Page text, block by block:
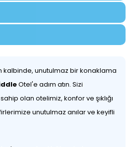
kalbinde, unutulmaz bir konaklama
Otel'e adım atın. Sizi
olan otelimiz, konfor ve şıklığı
unutulmaz anılar ve keyifli